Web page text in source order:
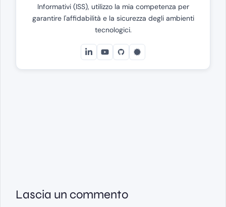
Informativi (ISS), utilizzo la mia competenza per
garantire l'affidabilità e la sicurezza degli ambienti
tecnologici.
Lascia un commento